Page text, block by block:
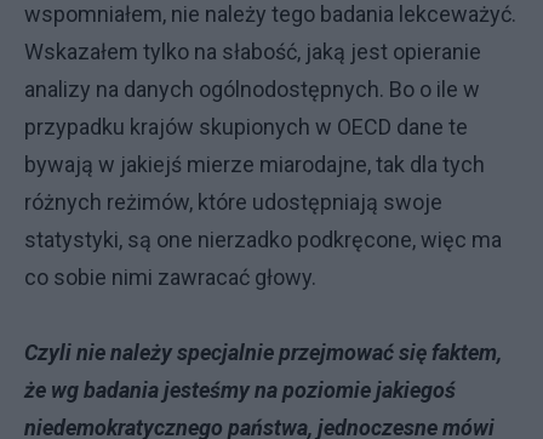
wspomniałem, nie należy tego badania lekceważyć.
Wskazałem tylko na słabość, jaką jest opieranie
analizy na danych ogólnodostępnych. Bo o ile w
przypadku krajów skupionych w OECD dane te
bywają w jakiejś mierze miarodajne, tak dla tych
różnych reżimów, które udostępniają swoje
statystyki, są one nierzadko podkręcone, więc ma
co sobie nimi zawracać głowy.
Czyli nie należy specjalnie przejmować się faktem,
że wg badania jesteśmy na poziomie jakiegoś
niedemokratycznego państwa, jednoczesne mówi